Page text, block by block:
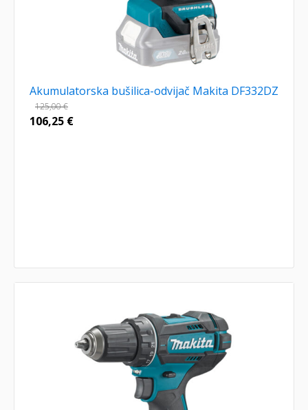
Akumulatorska bušilica-odvijač Makita DF332DZ
125,00€
106,25 €